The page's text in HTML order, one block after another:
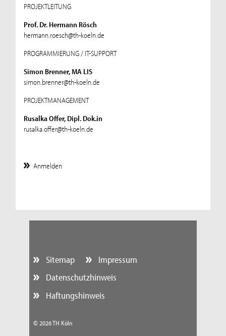
PROJEKTLEITUNG
Prof. Dr. Hermann Rösch
hermann.roesch@th-koeln.de
PROGRAMMIERUNG / IT-SUPPORT
Simon Brenner, MA LIS
simon.brenner@th-koeln.de
PROJEKTMANAGEMENT
Rusalka Offer, Dipl. Dok.in
rusalka.offer@th-koeln.de
Anmelden
Sitemap
Impressum
Datenschutzhinweis
Haftungshinweis
© 2026 TH Köln